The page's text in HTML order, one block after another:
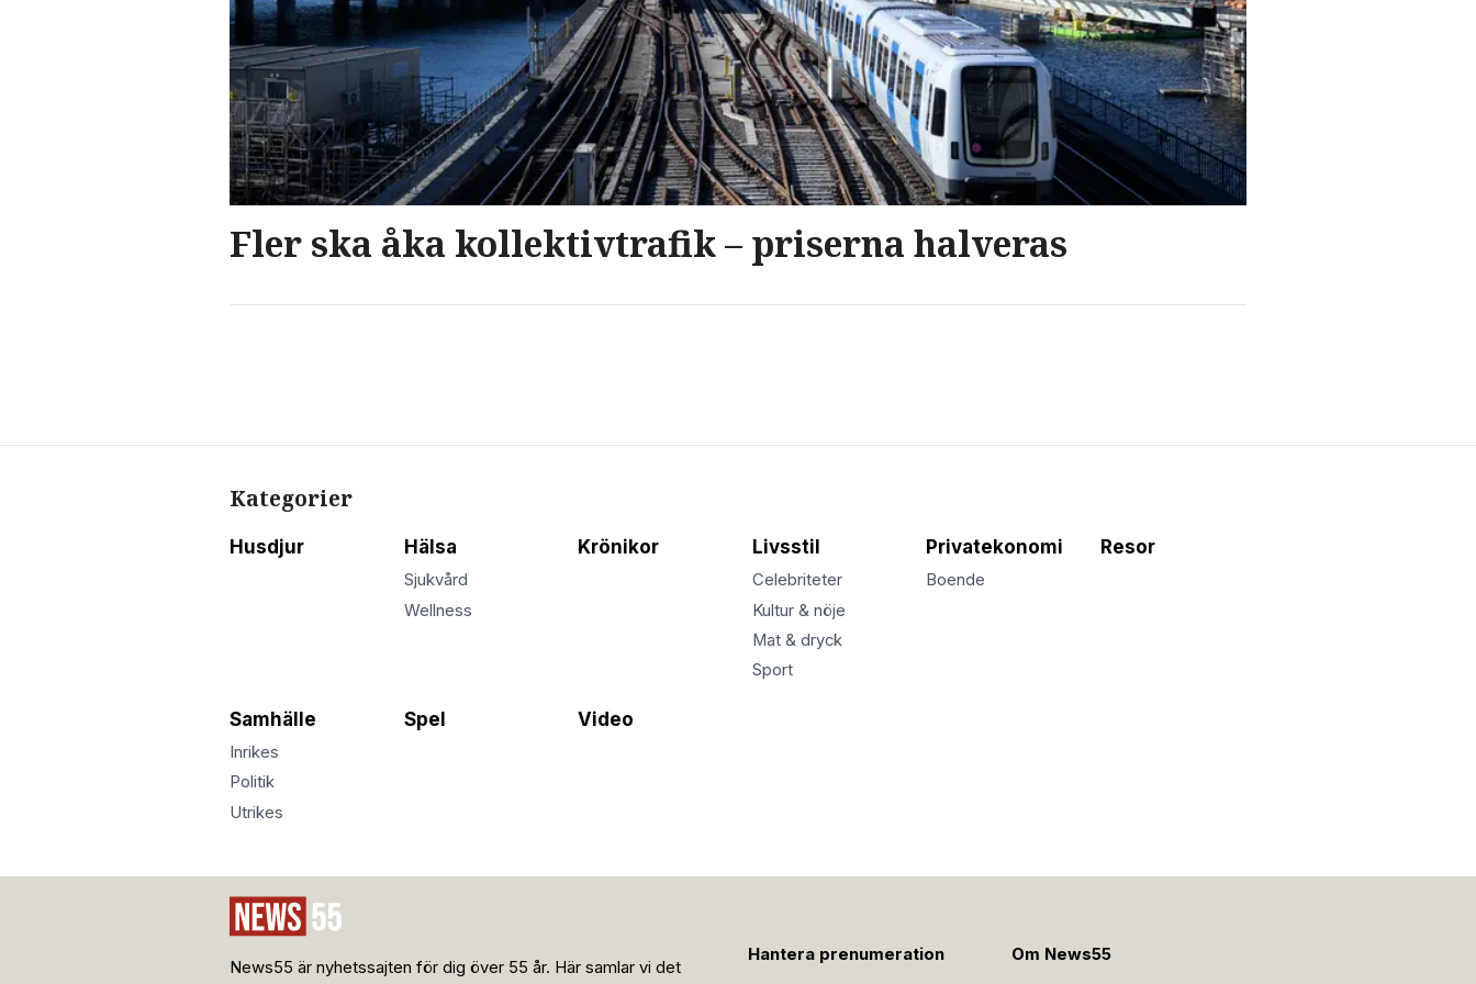
Fler ska åka kollektivtrafik – priserna halveras
Kategorier
Husdjur Hälsa
Sjukvård
Wellness
Krönikor Livsstil
Celebriteter
Kultur & nöje
Mat & dryck
Sport
Privatekonomi
Boende
Resor
Samhälle
Inrikes
Politik
Utrikes
Spel Video
News55 är nyhetssajten för dig över 55 år. Här samlar vi det
Hantera prenumeration Om News55